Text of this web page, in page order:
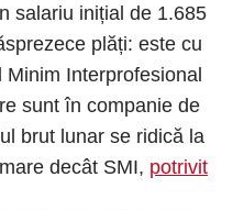
salariu inițial de 1.685
plăți: este cu
Interprofesional
sunt în companie de
brut lunar se ridică la
decât SMI, potrivit